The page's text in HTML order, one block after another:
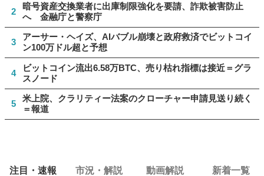
2
暗号資産交換業者に出庫制限強化を要請、詐欺被害防止
へ 金融庁と警察庁
3
アーサー・ヘイズ、AIバブル崩壊と政府救済でビットコイ
ン100万ドル超と予想
4
ビットコイン流出6.58万BTC、売り枯れ指標は接近＝グラ
スノード
5
米上院、クラリティー法案のクローチャー申請見送り続く
＝報道
注目・速報 市況・解説 動画解説 新着一覧